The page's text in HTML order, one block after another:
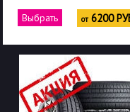
Выбрать от6200